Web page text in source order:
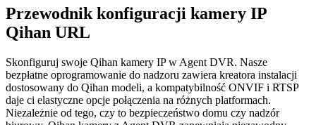
Przewodnik konfiguracji kamery IP
Qihan URL
Skonfiguruj swoje Qihan kamery IP w Agent DVR. Nasze
bezpłatne oprogramowanie do nadzoru zawiera kreatora instalacji
dostosowany do Qihan modeli, a kompatybilność ONVIF i RTSP
daje ci elastyczne opcje połączenia na różnych platformach.
Niezależnie od tego, czy to bezpieczeństwo domu czy nadzór